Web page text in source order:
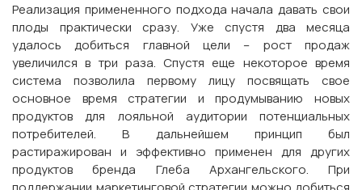
Реализация примененного подхода начала давать свои
плоды практически сразу. Уже спустя два месяца
удалось добиться главной цели – рост продаж
увеличился в три раза. Спустя еще некоторое время
система позволила первому лицу посвящать свое
основное время стратегии и продумыванию новых
продуктов для лояльной аудитории потенциальных
потребителей. В дальнейшем принцип был
растиражирован и эффективно применен для других
продуктов бренда Глеба Архангельского. При